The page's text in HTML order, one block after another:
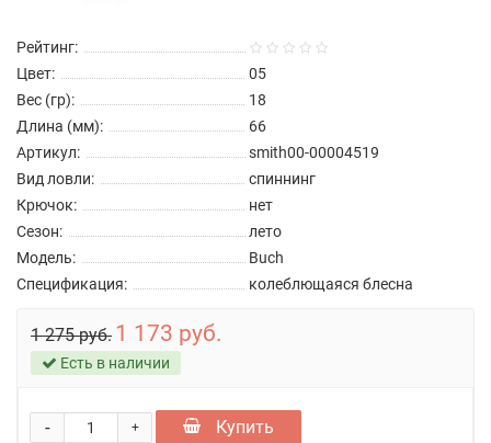
Рейтинг:
Цвет:
05
Вес (гр):
18
Длина (мм):
66
Артикул:
smith00-00004519
Вид ловли:
спиннинг
Крючок:
нет
Сезон:
лето
Модель:
Buch
Спецификация:
колеблющаяся блесна
1 275 руб. 1 173 руб.
Есть в наличии
+
- Купить